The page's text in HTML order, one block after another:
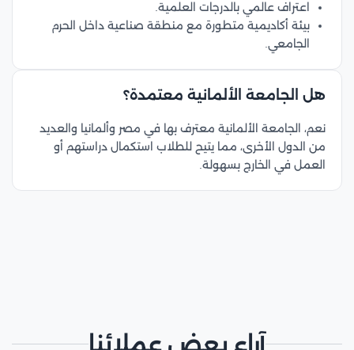
اعتراف عالمي بالدرجات العلمية.
بيئة أكاديمية متطورة مع منطقة صناعية داخل الحرم
الجامعي.
هل الجامعة الألمانية معتمدة؟
نعم، الجامعة الألمانية معترف بها في مصر وألمانيا والعديد
من الدول الأخرى، مما يتيح للطلاب استكمال دراستهم أو
العمل في الخارج بسهولة.
آراء بعض عملائنا